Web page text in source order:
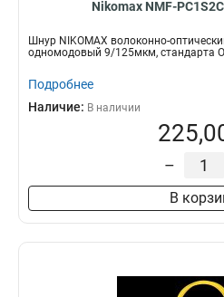
Nikomax NMF-
Шнур NIKOMAX волоконно-
одномодовый 9/125мкм, стандарта
Подробнее
Наличие: В наличии
–
В